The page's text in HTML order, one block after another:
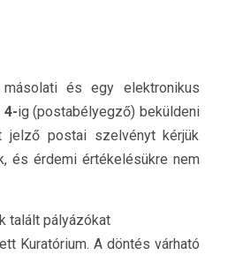
és egy elektronikus
4-ig (postabélyegző) beküldeni
jelző postai szelvényt kérjük
és érdemi értékelésükre nem
talált pályázókat
Kuratórium. A döntés várható